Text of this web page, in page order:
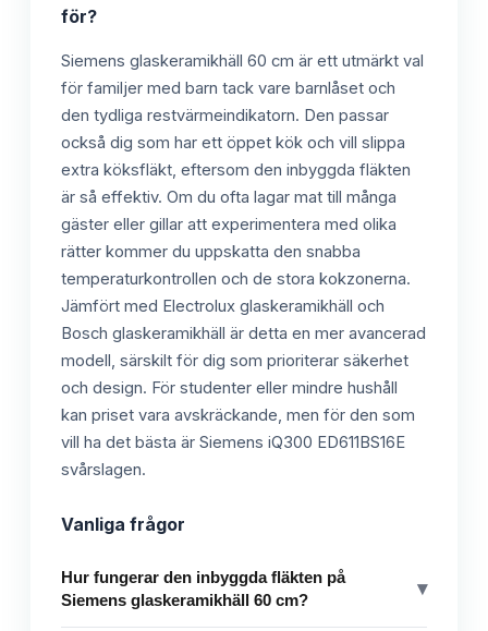
för?
Siemens glaskeramikhäll 60 cm är ett utmärkt val
för familjer med barn tack vare barnlåset och
den tydliga restvärmeindikatorn. Den passar
också dig som har ett öppet kök och vill slippa
extra köksfläkt, eftersom den inbyggda fläkten
är så effektiv. Om du ofta lagar mat till många
gäster eller gillar att experimentera med olika
rätter kommer du uppskatta den snabba
temperaturkontrollen och de stora kokzonerna.
Jämfört med Electrolux glaskeramikhäll och
Bosch glaskeramikhäll är detta en mer avancerad
modell, särskilt för dig som prioriterar säkerhet
och design. För studenter eller mindre hushåll
kan priset vara avskräckande, men för den som
vill ha det bästa är Siemens iQ300 ED611BS16E
svårslagen.
Vanliga frågor
Hur fungerar den inbyggda fläkten på
Siemens glaskeramikhäll 60 cm?
▾